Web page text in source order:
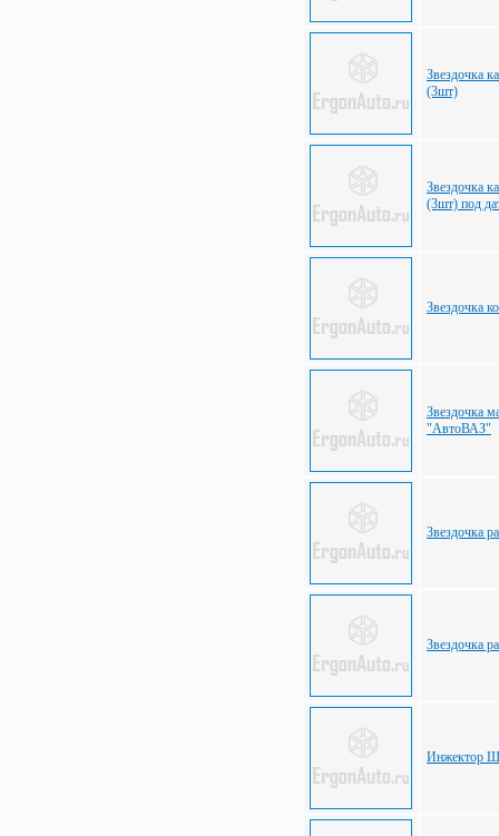
Звездочка
(3шт)
Звездочка
(3шт) под
Звездочка
Звездочка
"АвтоВАЗ"
Звездочка
Звездочка
Инжектор